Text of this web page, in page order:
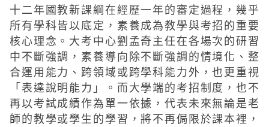
十二年國教新課綱在經歷一年的審定過程，幾乎
所有學科皆以底定，素養成為教學與考招的重要
核心理念。大考中心劉孟奇主任在各場次的研習
中不斷強調，素養導向除不斷強調的情境化、整
合運用能力、跨領域或跨學科能力外，也更重視
「表達說明能力」。而大學端的考招制度，也不
再以考試成績作為單一依據，代表未來無論是老
師的教學或學生的學習，將不再侷限於課本裡，